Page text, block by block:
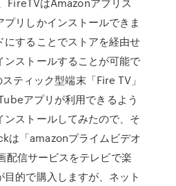
プリしかインストールできま
にすることでストアを経由せ
ンストールすることが可能で
ティック型端末「Fire TV」
アプリが利用できるよう
ンストールしてみたので、そ
は「amazonプライムビデオ
配信サービスをテレビで楽
目的で購入しますが、ネット